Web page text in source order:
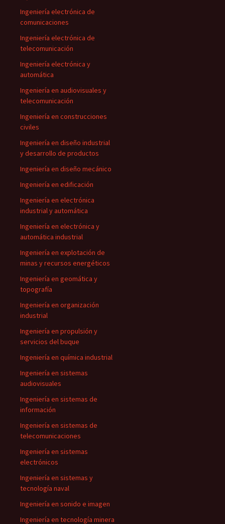
Ingeniería electrónica de
comunicaciones
Ingeniería electrónica de
telecomunicación
Ingeniería electrónica y
automática
Ingeniería en audiovisuales y
telecomunicación
Ingeniería en construcciones
civiles
Ingeniería en diseño industrial
y desarrollo de productos
Ingeniería en diseño mecánico
Ingeniería en edificación
Ingeniería en electrónica
industrial y automática
Ingeniería en electrónica y
automática industrial
Ingeniería en explotación de
minas y recursos energéticos
Ingeniería en geomática y
topografía
Ingeniería en organización
industrial
Ingeniería en propulsión y
servicios del buque
Ingeniería en química industrial
Ingeniería en sistemas
audiovisuales
Ingeniería en sistemas de
información
Ingeniería en sistemas de
telecomunicaciones
Ingeniería en sistemas
electrónicos
Ingeniería en sistemas y
tecnología naval
Ingeniería en sonido e imagen
Ingeniería en tecnología minera